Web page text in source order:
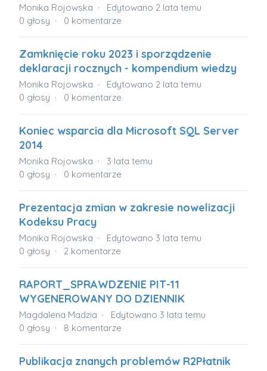
Monika Rojowska Edytowano 2 lata temu
0 głosy 0 komentarze
Zamknięcie roku 2023 i sporządzenie
deklaracji rocznych - kompendium wiedzy
Monika Rojowska Edytowano 2 lata temu
0 głosy 0 komentarze
Koniec wsparcia dla Microsoft SQL Server
2014
Monika Rojowska
3 lata temu
0 głosy 0 komentarze
Prezentacja zmian w zakresie nowelizacji
Kodeksu Pracy
Monika Rojowska Edytowano 3 lata temu
0 głosy 2 komentarze
RAPORT_SPRAWDZENIE PIT-11
WYGENEROWANY DO DZIENNIK
Magdalena Madzia Edytowano 3 lata temu
0 głosy 8 komentarze
Publikacja znanych problemów R2Płatnik